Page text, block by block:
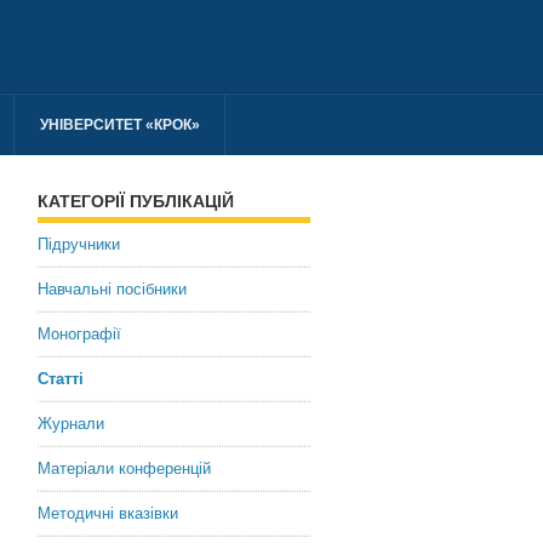
УНІВЕРСИТЕТ «КРОК»
КАТЕГОРІЇ ПУБЛІКАЦІЙ
Підручники
Навчальні посібники
Монографії
Статті
Журнали
Матеріали конференцій
Методичні вказівки